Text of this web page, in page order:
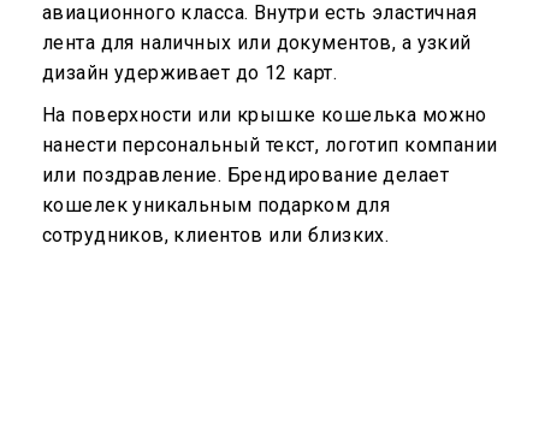
авиационного класса. Внутри есть эластичная
лента для наличных или документов, а узкий
дизайн удерживает до 12 карт.
На поверхности или крышке кошелька можно
нанести персональный текст, логотип компании
или поздравление. Брендирование делает
кошелек уникальным подарком для
сотрудников, клиентов или близких.